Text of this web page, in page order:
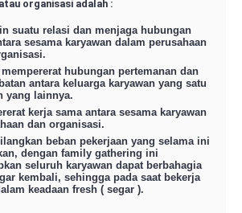
organisasi adalah :
suatu relasi dan menjaga hubungan
sesama karyawan dalam perusahaan
hubungan pertemanan dan
antara keluarga karyawan yang satu
yang lainnya.
kerja sama antara sesama karyawan
dan organisasi.
beban pekerjaan yang selama ini
dengan family gathering ini
seluruh karyawan dapat berbahagia
kembali, sehingga pada saat bekerja
keadaan fresh ( segar ).